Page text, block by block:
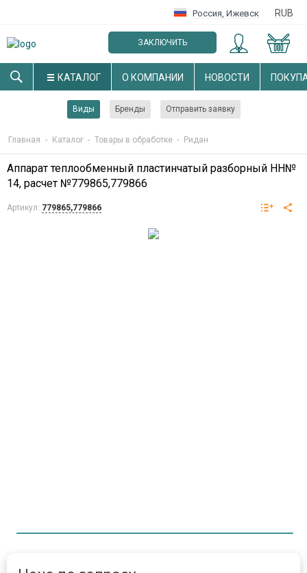
Россия, Ижевск RUB
ЗАКЛЮЧИТЬ
ОПТОВЫЙ ДОГОВОР
КАТАЛОГ О КОМПАНИИ НОВОСТИ
Виды Бренды Отправить заявку
Главная - Каталог - Товары в обработке - Ридан
Аппарат теплообменный пластинчатый разборный НН№
14, расчет №779865,779866
Артикул: 779865,779866